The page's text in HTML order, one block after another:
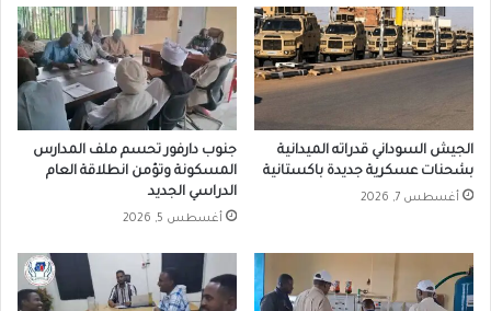
الجيش السوداني قدراته الميدانية
بشحنات عسكرية جديدة باكستانية
أغسطس 7, 2026
جنوب دارفور تحسم ملف المدارس
المسكونة وتؤمن انطلاقة العام
الدراسي الجديد
أغسطس 5, 2026